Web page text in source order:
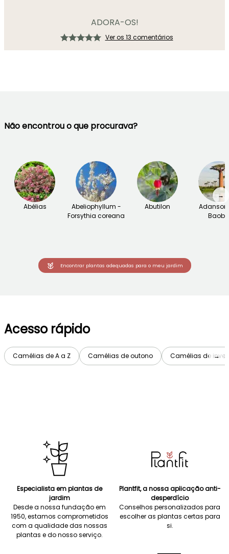
ADORA-OS!
Ver os 13 comentários
Não encontrou o que procurava?
Abélias
Abeliophyllum -
Forsythia coreana
Abutilon
Baobá
→
Encontrar plantas adequadas para o meu jardim
Acesso rápido
Camélias de A a Z Camélias de outono Camélias de →
Especialista em plantas de
jardim
Desde a nossa fundação em
1950, estamos comprometidos
com a qualidade das nossas
plantas e do nosso serviço.
Plantfit, a nossa aplicação anti-
desperdício
Conselhos personalizados para
escolher as plantas certas para
si.